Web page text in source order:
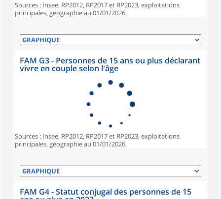
Sources : Insee, RP2012, RP2017 et RP2023, exploitations
principales, géographie au 01/01/2026.
FAM G3 - Personnes de 15 ans ou plus déclarant
vivre en couple selon l'âge
Sources : Insee, RP2012, RP2017 et RP2023, exploitations
principales, géographie au 01/01/2026.
FAM G4 - Statut conjugal des personnes de 15